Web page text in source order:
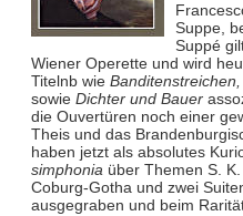
Suppe,
Suppé
Wiener Operette und wird
Titelnb wie
sowie Dichter und Bauer
die Ouvertüren noch einer
Theis und das
haben jetzt als absolutes
simphoniaüber Themen S.
Coburg-Gotha und zwei
ausgegraben und beim